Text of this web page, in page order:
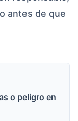
antes de que
o peligro en